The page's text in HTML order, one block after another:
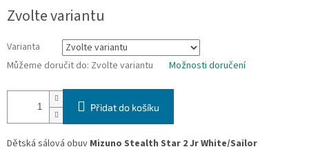
cena:
Zvolte variantu
Varianta
Můžeme doručit do: Zvolte variantu Možnosti doručení
Přidat do košíku
Dětská sálová obuv Mizuno Stealth Star 2 Jr White/Sailor